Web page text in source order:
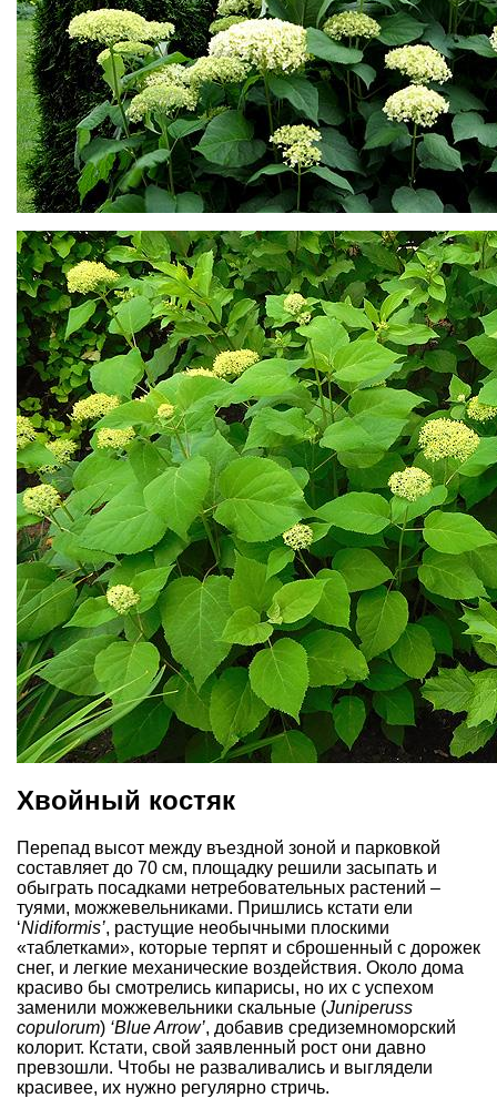
Хвойный костяк
Перепад высот между въездной зоной и парковкой
составляет до 70 см, площадку решили засыпать и
обыграть посадками нетребовательных растений –
туями, можжевельниками. Пришлись кстати ели
‘Nidiformis’, растущие необычными плоскими
«таблетками», которые терпят и сброшенный с дорожек
снег, и легкие механические воздействия. Около дома
красиво бы смотрелись кипарисы, но их с успехом
заменили можжевельники скальные (Juniperuss
copulorum) ‘Blue Arrow’, добавив средиземноморский
колорит. Кстати, свой заявленный рост они давно
превзошли. Чтобы не разваливались и выглядели
красивее, их нужно регулярно стричь.